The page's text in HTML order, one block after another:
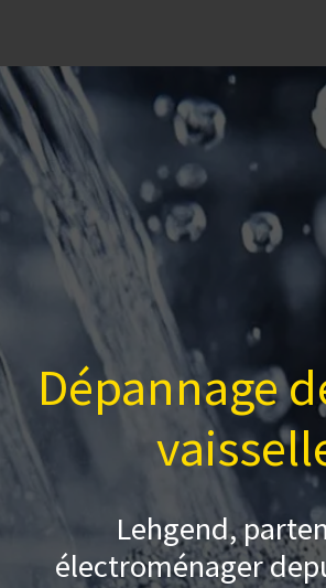
Dépannage
Lehgend,
électroménager